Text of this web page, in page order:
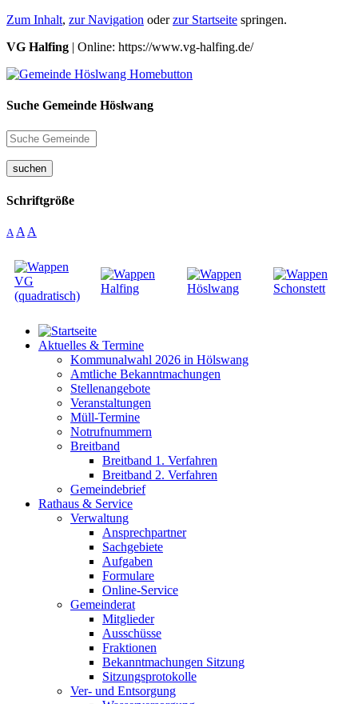
Zum Inhalt, zur Navigation oderzur Startseite springen.
VG Halfing | Online: https://www.vg-halfing.de/
Suche Gemeinde Höslwang
suchen
Schriftgröße
A A A
Aktuelles & Termine
Kommunalwahl 2026 in Hölswang
Amtliche Bekanntmachungen
Stellenangebote
Veranstaltungen
Müll-Termine
Notrufnummern
Breitband
Breitband 1. Verfahren
Breitband 2. Verfahren
Gemeindebrief
Rathaus & Service
Verwaltung
Ansprechpartner
Sachgebiete
Aufgaben
Formulare
Online-Service
Gemeinderat
Mitglieder
Ausschüsse
Fraktionen
Bekanntmachungen Sitzung
Sitzungsprotokolle
Ver- und Entsorgung